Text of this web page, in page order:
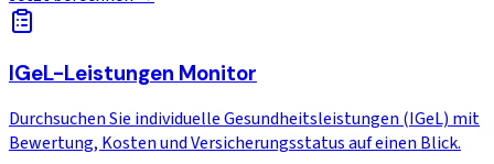
IGeL-Leistungen Monitor
Durchsuchen Sie individuelle Gesundheitsleistungen (IGeL) mit
Bewertung, Kosten und Versicherungsstatus auf einen Blick.